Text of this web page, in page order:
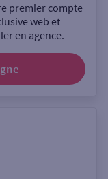
premier compte
web et
en agence.